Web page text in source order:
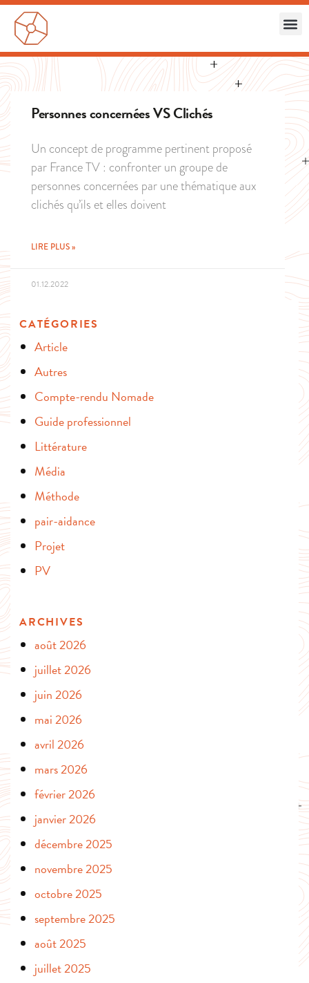
Personnes concernées VS Clichés
Un concept de programme pertinent proposé
par France TV : confronter un groupe de
personnes concernées par une thématique aux
clichés qu’ils et elles doivent
LIRE PLUS »
01.12.2022
CATÉGORIES
Article
Autres
Compte-rendu Nomade
Guide professionnel
Littérature
Média
Méthode
pair-aidance
Projet
PV
ARCHIVES
août 2026
juillet 2026
juin 2026
mai 2026
avril 2026
mars 2026
février 2026
janvier 2026
décembre 2025
novembre 2025
octobre 2025
septembre 2025
août 2025
juillet 2025